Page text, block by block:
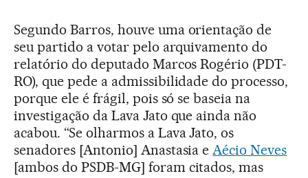
Segundo Barros, houve uma orientação de
seu partido a votar pelo arquivamento do
relatório do deputado Marcos Rogério (PDT-
RO), que pede a admissibilidade do processo,
porque ele é frágil, pois só se baseia na
investigação da Lava Jato que ainda não
acabou. “Se olharmos a Lava Jato, os
senadores [Antonio] Anastasia eAécio Neves
[ambos do PSDB-MG] foram citados, mas